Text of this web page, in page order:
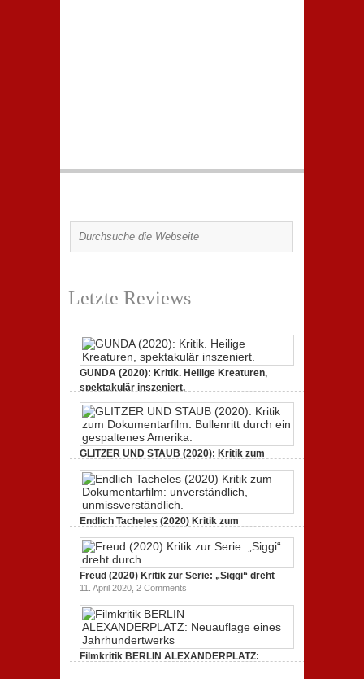
Letzte Reviews
GUNDA (2020): Kritik. Heilige Kreaturen,
spektakulär inszeniert.
GLITZER UND STAUB (2020): Kritik zum
Dokumentarfilm.
3. Oktober 2020,2 Comments
Endlich Tacheles (2020) Kritik zum
Dokumentarfilm: unverständlich,
19. Mai 2020,0 Comments
Freud (2020) Kritik zur Serie: „Siggi“ dreht
11. April 2020, 2 Comments
Filmkritik BERLIN ALEXANDERPLATZ: